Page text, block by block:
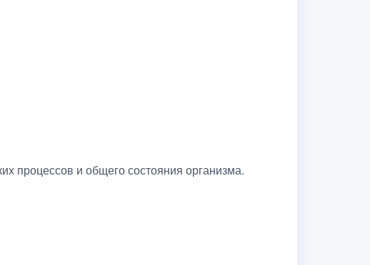
процессов и общего состояния организма.